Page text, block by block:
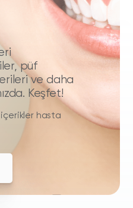
püf
ve daha
Keşfet!
içerikler hasta